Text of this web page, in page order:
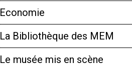
Economie
La Bibliothèque des MEM
Le musée mis en scène